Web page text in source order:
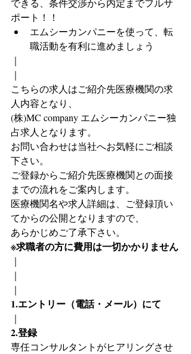
できる、条件交渉から内定までフルサ
ポート！！
エムシーカンパニーを使って、転
職活動を有利に進めましょう
｜
｜
こちらの求人はご紹介先医療機関の求
人内容となり、
(株)MC company エムシーカンパニー独
占求人となります。
お問い合わせは当社へお気軽にご相談
下さい。
ご登録からご紹介先医療機関との面接
までの流れをご案内します。
医療機関名や求人詳細は、ご登録頂い
てからの公開となりますので、
あらかじめご了承下さい。
※求職者の方に費用は一切かかりません
｜
｜
｜
1.エントリー（電話・メール）にて
｜
2.登録
専任コンサルタントがヒアリングさせ